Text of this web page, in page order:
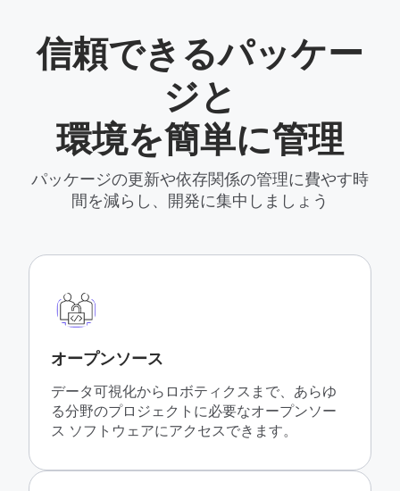
信頼できるパッケー
ジと
環境を簡単に管理
パッケージの更新や依存関係の管理に費やす時
間を減らし、開発に集中しましょう
オープンソース
データ可視化からロボティクスまで、あらゆ
る分野のプロジェクトに必要なオープンソー
ス ソフトウェアにアクセスできます。